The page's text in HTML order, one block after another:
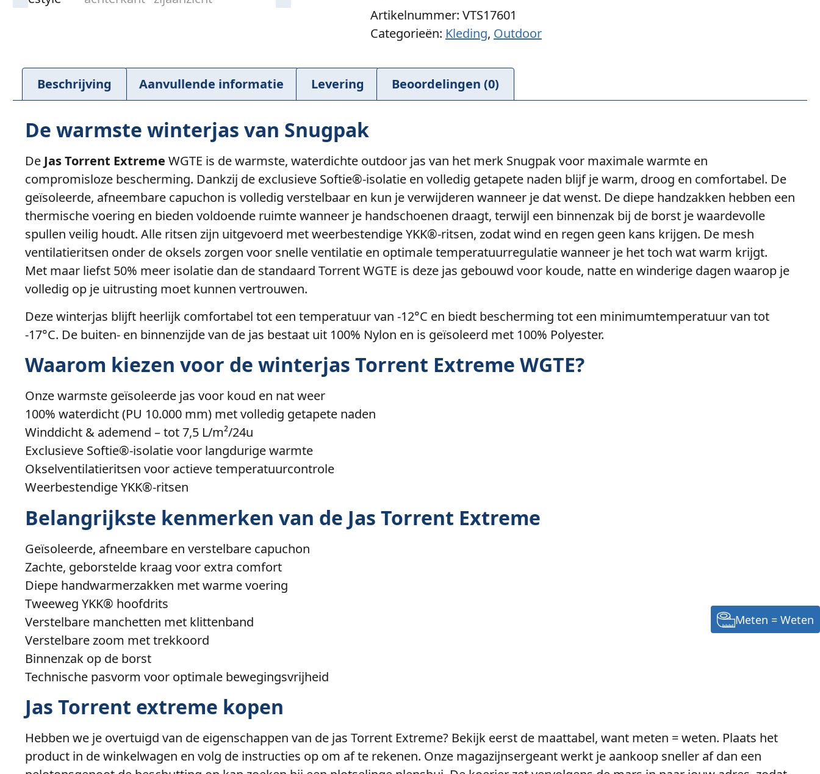
Artikelnummer: VTS17601
Categorieën: Kleding, Outdoor
Beschrijving Aanvullende informatie Levering Beoordelingen (0)
De warmste winterjas van Snugpak
De Jas Torrent Extreme WGTE is de warmste, waterdichte outdoor jas van het merk Snugpak voor maximale warmte en
compromisloze bescherming. Dankzij de exclusieve Softie®-isolatie en volledig getapete naden blijf je warm, droog en comfortabel. De
geïsoleerde, afneembare capuchon is volledig verstelbaar en kun je verwijderen wanneer je dat wenst. De diepe handzakken hebben een
thermische voering en bieden voldoende ruimte wanneer je handschoenen draagt, terwijl een binnenzak bij de borst je waardevolle
spullen veilig houdt. Alle ritsen zijn uitgevoerd met weerbestendige YKK®-ritsen, zodat wind en regen geen kans krijgen. De mesh
ventilatieritsen onder de oksels zorgen voor snelle ventilatie en optimale temperatuurregulatie wanneer je het toch wat warm krijgt.
Met maar liefst 50% meer isolatie dan de standaard Torrent WGTE is deze jas gebouwd voor koude, natte en winderige dagen waarop je
volledig op je uitrusting moet kunnen vertrouwen.
Deze winterjas blijft heerlijk comfortabel tot een temperatuur van -12°C en biedt bescherming tot een minimumtemperatuur van tot
-17°C. De buiten- en binnenzijde van de jas bestaat uit 100% Nylon en is geïsoleerd met 100% Polyester.
Waarom kiezen voor de winterjas Torrent Extreme WGTE?
Onze warmste geïsoleerde jas voor koud en nat weer
100% waterdicht (PU 10.000 mm) met volledig getapete naden
Winddicht & ademend – tot 7,5 L/m²/24u
Exclusieve Softie®-isolatie voor langdurige warmte
Okselventilatieritsen voor actieve temperatuurcontrole
Weerbestendige YKK®-ritsen
Belangrijkste kenmerken van de Jas Torrent Extreme
Geïsoleerde, afneembare en verstelbare capuchon
Zachte, geborstelde kraag voor extra comfort
Diepe handwarmerzakken met warme voering
Tweeweg YKK® hoofdrits
Verstelbare manchetten met klittenband
Verstelbare zoom met trekkoord
Binnenzak op de borst
Technische pasvorm voor optimale bewegingsvrijheid
Jas Torrent extreme kopen
Hebben we je overtuigd van de eigenschappen van de jas Torrent Extreme? Bekijk eerst de maattabel, want meten = weten. Plaats het
product in de winkelwagen en volg de instructies op om af te rekenen. Onze magazijnsergeant werkt je aankoop sneller af dan een
Meten = Weten